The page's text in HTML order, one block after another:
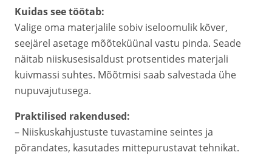
Kuidas see töötab:
Valige oma materjalile sobiv iseloomulik kõver,
seejärel asetage mõõteküünal vastu pinda. Seade
näitab niiskusesisaldust protsentides materjali
kuivmassi suhtes. Mõõtmisi saab salvestada ühe
nupuvajutusega.
Praktilised rakendused:
– Niiskuskahjustuste tuvastamine seintes ja
põrandates, kasutades mittepurustavat tehnikat.